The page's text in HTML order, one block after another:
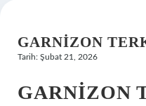
Hakkımızda
GARNIZON
Tarih: Şubat 21, 2026
GARNIZON